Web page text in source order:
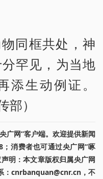
同框共处，神
罕见，为当地
生动例证。
部）
广网”客户端。欢迎提供新闻
消费者也可通过央广网“啄
明：本文章版权归属央广网
：cnrbanquan@cnr.cn，不